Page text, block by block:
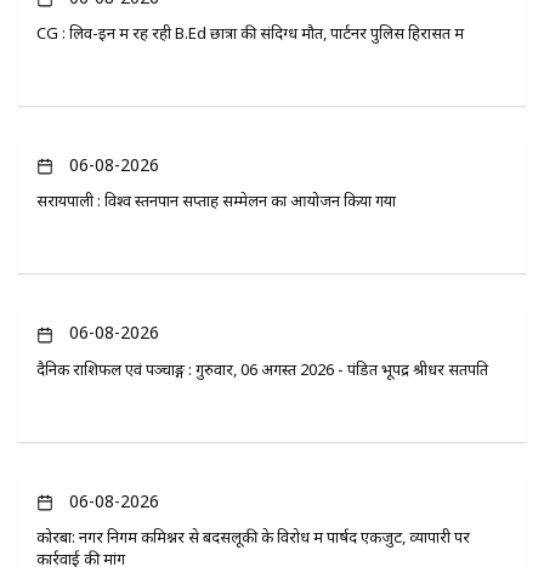
CG : लिव-इन में रह रही B.Ed छात्रा की संदिग्ध मौत, पार्टनर पुलिस हिरासत में
06-08-2026
सरायपाली : विश्व स्तनपान सप्ताह सम्मेलन का आयोजन किया गया
06-08-2026
दैनिक राशिफल एवं पञ्चाङ्ग : गुरुवार, 06 अगस्त 2026 - पंडित भूपेंद्र श्रीधर सतपति
06-08-2026
कोरबा: नगर निगम कमिश्नर से बदसलूकी के विरोध में पार्षद एकजुट, व्यापारी पर
कार्रवाई की मांग